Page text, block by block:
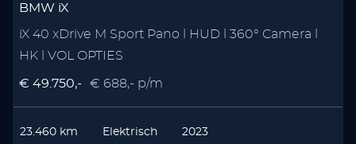
BMW iX
iX 40 xDrive M Sport Pano l HUD l 360° Camera l
HK l VOL OPTIES
€ 49.750,- € 688,- p/m
23.460 km Elektrisch 2023